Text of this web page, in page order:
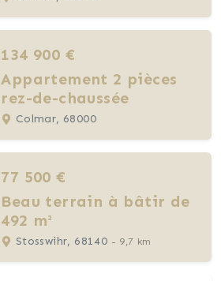
134 900 €
Appartement 2 pièces
rez-de-chaussée
Colmar, 68000
77 500 €
Beau terrain à bâtir de
492 m²
Stosswihr, 68140 - 9,7 km